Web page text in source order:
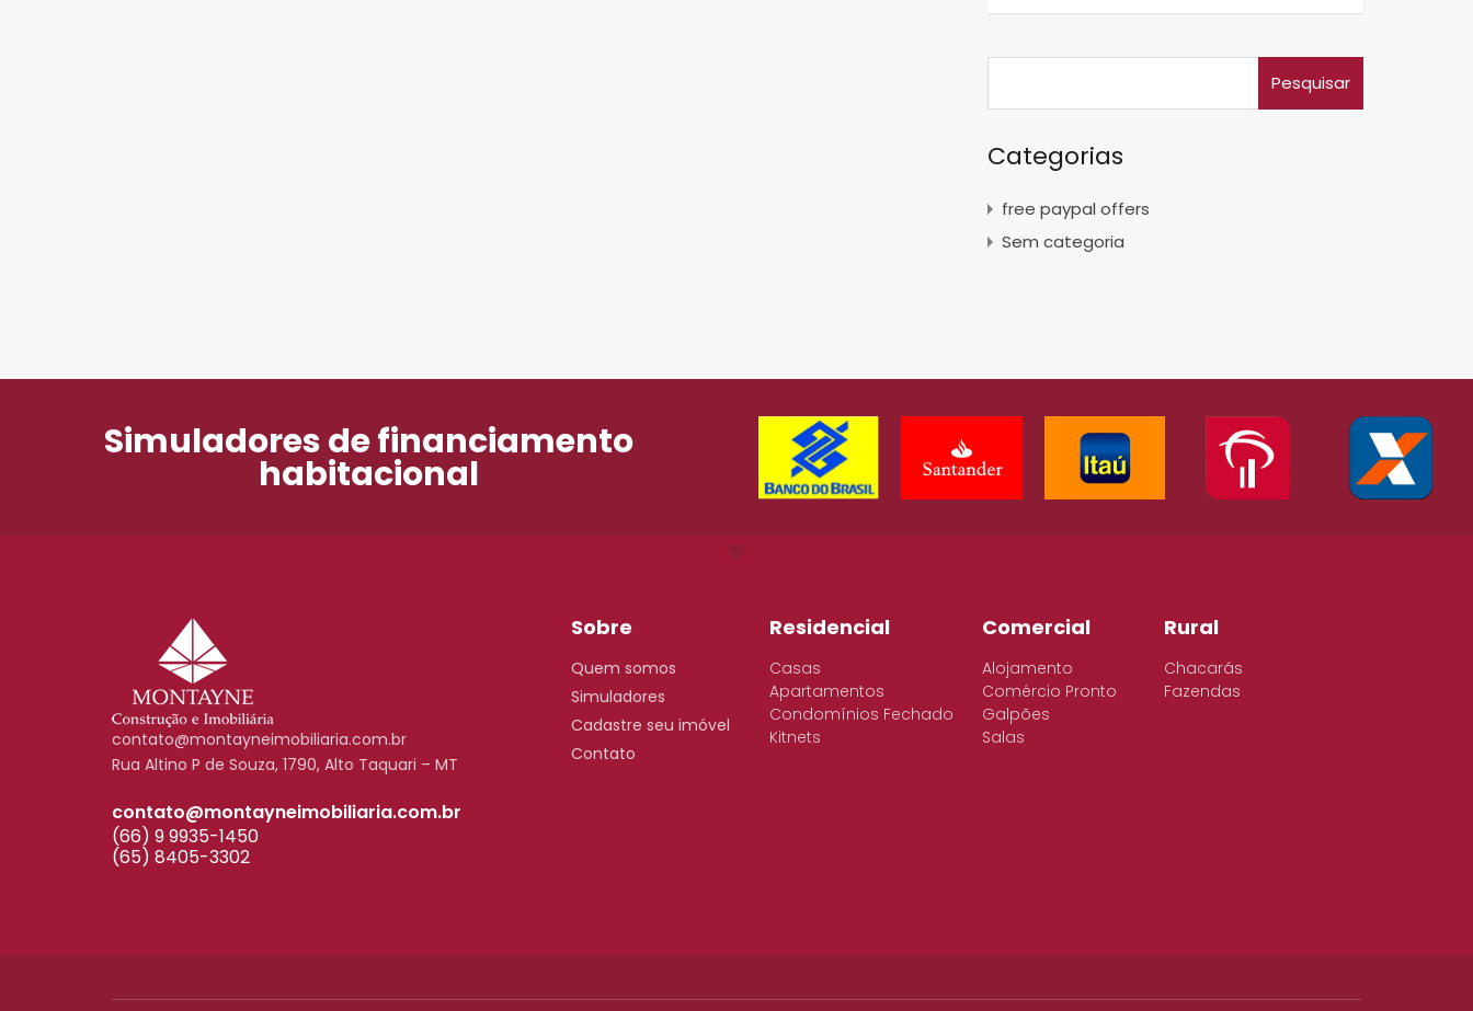
Categorias
free paypal offers
Sem categoria
Simuladores de financiamento
habitacional
contato@montayneimobiliaria.com.br
Rua Altino P de Souza, 1790, Alto Taquari – MT
contato@montayneimobiliaria.com.br
(66) 9 9935-1450
(65) 8405-3302
Sobre
Quem somos
Simuladores
Cadastre seu imóvel
Contato
Residencial
Casas
Apartamentos
Condomínios Fechado
Kitnets
Comercial
Alojamento
Comércio Pronto
Galpões
Salas
Rural
Chacarás
Fazendas